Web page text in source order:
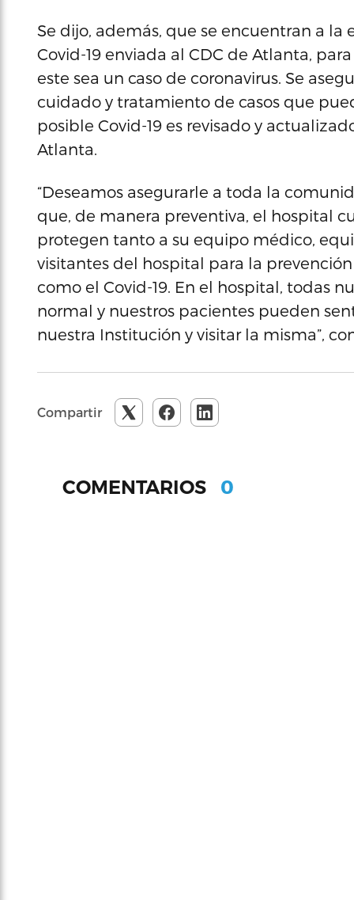
Se dijo, además, que se encuentran a
Covid-19 enviada al CDC de Atlanta,
este sea un caso de coronavirus. Se
cuidado y tratamiento de casos que
posible Covid-19 es revisado y
Atlanta.
“Deseamos asegurarle a toda la
que, de manera preventiva, el hospital
protegen tanto a su equipo médico,
visitantes del hospital para la
como el Covid-19. En el hospital, todas
normal y nuestros pacientes pueden
nuestra Institución y visitar la misma”,
Compartir
COMENTARIOS 0